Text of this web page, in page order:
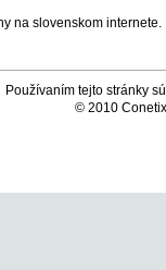
Používaním tejto stránky
© 2010